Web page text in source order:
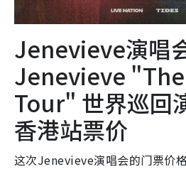
Jenevieve演唱
Jenevieve "The
Tour" 世界巡回
香港站票价
这次Jenevieve演唱会的门票价